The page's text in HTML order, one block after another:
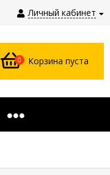
Личный кабинет
0 Корзина пуста